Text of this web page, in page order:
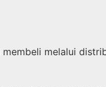
melalui